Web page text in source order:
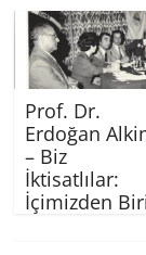
Prof. Dr.
Erdoğan
– Biz
İktisatlılar:
İçimizden Biri